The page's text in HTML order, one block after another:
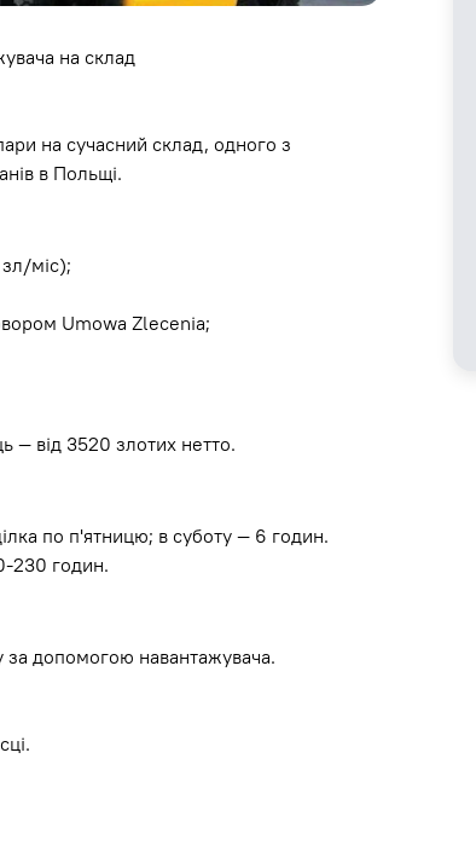
на склад
на сучасний склад, одного з
в Польщі.
міс);
Umowa Zlecenia;
— від 3520 злотих нетто.
по п'ятницю; в суботу — 6 годин.
230 годин.
допомогою навантажувача.